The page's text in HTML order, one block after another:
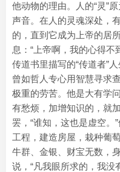
他动物的理由。人的“灵”
声音。在人的灵魂深处，
的，直到它成为上帝的居
息：“上帝啊，我的心得不
传道书里描写的“传道者”
曾如哲人专心用智慧寻求
极重的劳苦。他是大有学
有愁烦，加增知识的，就
罢，“谁知，这也是虚空。
工程，建造房屋，栽种葡
牛群、金银、财宝无数，
说，“凡我眼所求的，我